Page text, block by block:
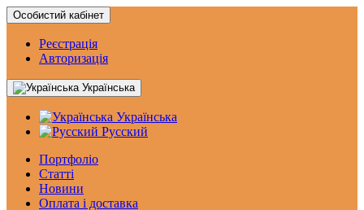
Особистий кабінет
Реєстрація
Авторизація
Українська
Українська
Русский
Портфоліо
Статтi
Новини
Оплата і доставка